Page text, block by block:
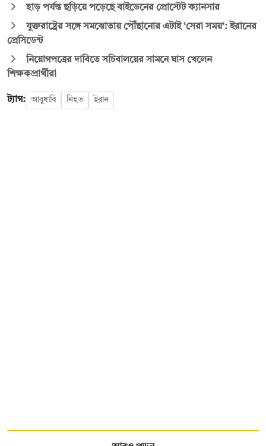
হাড় পর্যন্ত ছড়িয়ে পড়েছে বাইডেনের প্রোস্টেট ক্যানসার
যুক্তরাষ্ট্রের সঙ্গে সমঝোতায় পৌঁছানোর এটাই ‘সেরা সময়’: ইরানের
প্রেসিডেন্ট
নিয়োগপত্রের দাবিতে সচিবালয়ের সামনে ঘাস খেলেন
শিক্ষকপ্রার্থীরা
ট্যাগ: আবুধাবি নিহত ইরান